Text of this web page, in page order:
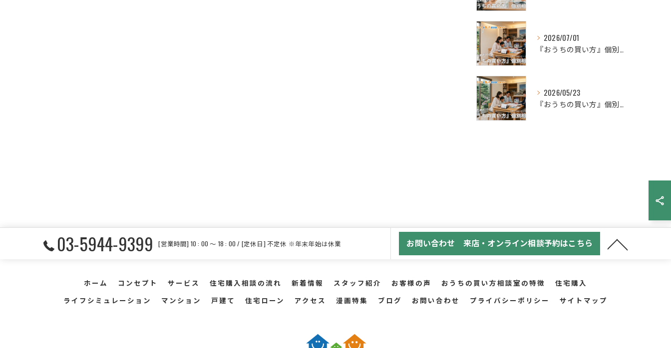
2026/07/01
『おうちの買い方』個別面談会（2026年7月分）
2026/05/23
『おうちの買い方』個別面談会（2026年6月分）
03-5944-9399 [営業時間] 10 : 00 〜 18 : 00 / [定休日] 不定休 ※年末年始は休業 お問い合わせ 来店・オンライン相談予約はこちら
ホーム コンセプト サービス 住宅購入相談の流れ 新着情報 スタッフ紹介 お客様の声 おうちの買い方相談室の特徴
住宅購入
ライフシミュレーション
マンション 戸建て 住宅ローン アクセス 漫画特集 ブログ お問い合わせ プライバシーポリシー サイトマップ